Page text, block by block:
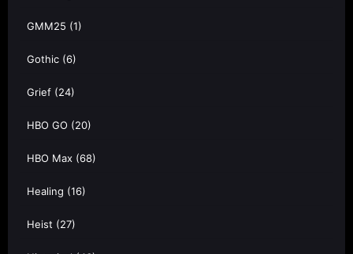
GMM25 (1)
Gothic (6)
Grief (24)
HBO GO (20)
HBO Max (68)
Healing (16)
Heist (27)